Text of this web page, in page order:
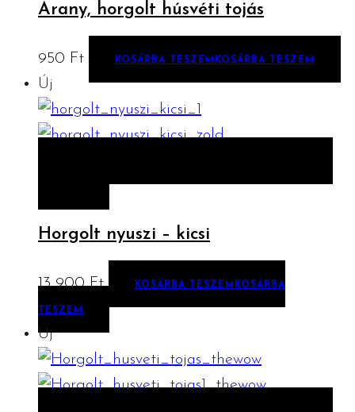
Arany, horgolt húsvéti tojás
950 Ft KOSÁRBA TESZEM KOSÁRBA TESZEM
Új
Horgolt nyuszi – kicsi
13 900Ft KOSÁRBA TESZEM KOSÁRBA
TESZEM
Új